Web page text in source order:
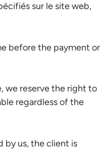
sur le site web,
before the payment or
we reserve the right to
regardless of the
by us, the client is